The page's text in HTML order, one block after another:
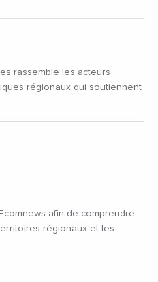
afin de comprendre
régionaux et les
rassemble les acteurs
régionaux qui soutiennent